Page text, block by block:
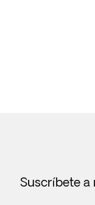
Suscríbete a